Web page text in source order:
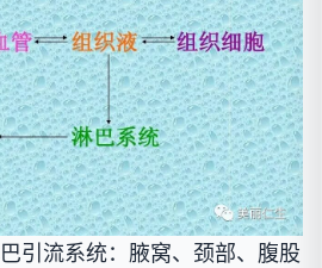
引流系统：腋窝、颈部、腹股